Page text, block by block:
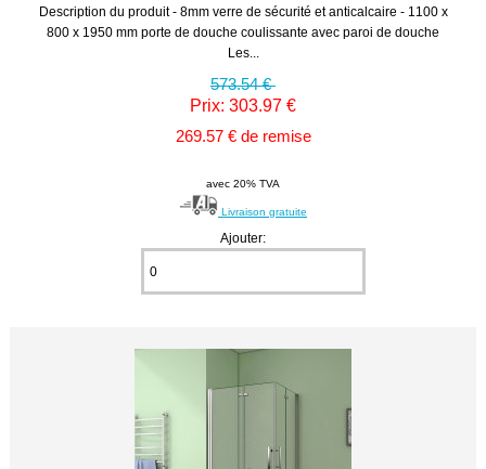
Description du produit - 8mm verre de sécurité et anticalcaire - 1100 x
800 x 1950 mm porte de douche coulissante avec paroi de douche
Les...
573.54 €
Prix: 303.97 €
269.57 € de remise
avec 20% TVA
Livraison gratuite
Ajouter: